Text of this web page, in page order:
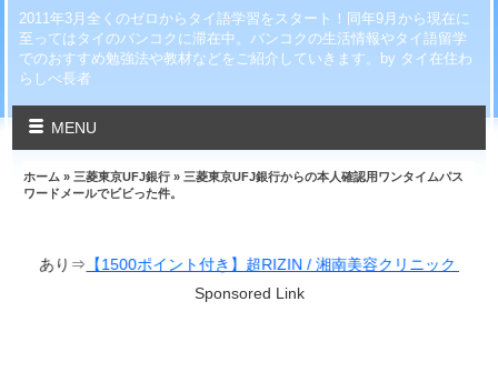
2011年3月全くのゼロからタイ語学習をスタート！同年9月から現在に
至ってはタイのバンコクに滞在中。バンコクの生活情報やタイ語留学
でのおすすめ勉強法や教材などをご紹介していきます。by タイ在住わ
らしべ長者
MENU
ホーム » 三菱東京UFJ銀行 » 三菱東京UFJ銀行からの本人確認用ワンタイムパス
ワードメールでビビった件。
【1500ポイント付き】超RIZIN / 湘南美容クリニック presents
Sponsored Link